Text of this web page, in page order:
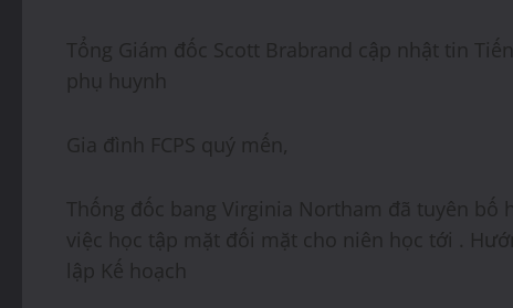
Tổng Giám đốc Scott Brabrand cập nhật tin
phụ huynh
Gia đình FCPS quý mến,
Thống đốc bang Virginia Northam đã tuyên
việc học tập mặt đối mặt cho niên học tới .
lập Kế hoạch